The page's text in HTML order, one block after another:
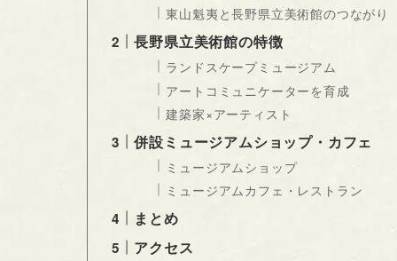
東山魁夷と長野県立美術館のつながり
長野県立美術館の特徴
ランドスケープミュージアム
アートコミュニケーターを育成
建築家×アーティスト
併設ミュージアムショップ・カフェ
ミュージアムショップ
ミュージアムカフェ・レストラン
まとめ
アクセス